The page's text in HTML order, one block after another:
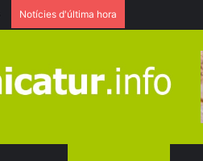
Notícies d'última hora